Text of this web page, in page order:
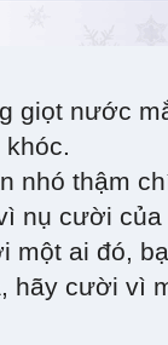
giọt nước
nhó thậm
nụ cười
một ai đó,
hãy cười vì